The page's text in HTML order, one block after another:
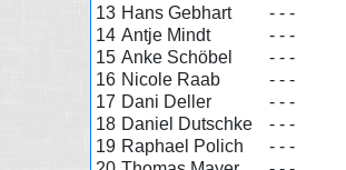
13 Hans Gebhart - - -
14 Antje Mindt - - -
15 Anke Schöbel - - -
16 Nicole Raab - - -
17 Dani Deller - - -
18 Daniel Dutschke - - -
19 Raphael Polich - - -